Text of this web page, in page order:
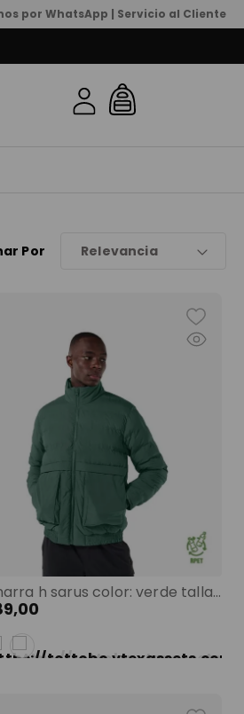
por WhatsApp | Servicio al Cliente
Por Relevancia
Chamarra h sarus color: verde talla: s
,00